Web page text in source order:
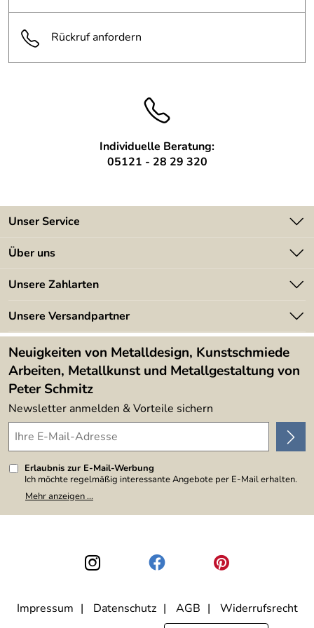
3 mm Stahlblech, 6 Rund
Rückruf anfordern
Individuelle Beratung:
05121 - 28 29 320
Unser Service
Kontakt
Kundeninformationen
Newsletter
Lieferbedingungen
Über uns
Angebote
Kundenbewertungen (394)
4,9/5
Unsere Zahlarten
Unsere Versandpartner
Neuigkeiten von Metalldesign, Kunstschmiede
Arbeiten, Metallkunst und Metallgestaltung von
Peter Schmitz
Newsletter anmelden & Vorteile sichern
Erlaubnis zur E-Mail-Werbung
Ich möchte regelmäßig interessante Angebote per E-Mail erhalten.
Meine E-Mail-Adresse wird nicht an andere Unternehmen
weitergegeben. Zu statistischen Zwecken wird in anonymer Form
den Link "Abmelden" am Ende des Newsletters anklicke. Die
Datenschutzerklärung
habe ich zur Kenntnis genommen.
Mehr anzeigen ...
Impressum Datenschutz AGB Widerrufsrecht